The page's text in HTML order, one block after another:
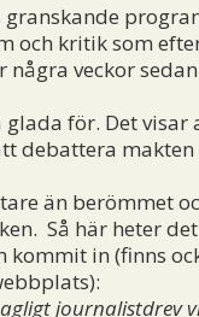
granskande
och kritik som
några veckor
glada för. Det
debattera makten
än berömmet
Så här heter
kommit in (finns
journalistdrev